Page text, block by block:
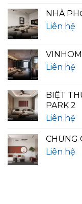
NHÀ
Liên hệ
Liên hệ
BIỆT
PARK 2
Liên hệ
CHUNG
Liên hệ